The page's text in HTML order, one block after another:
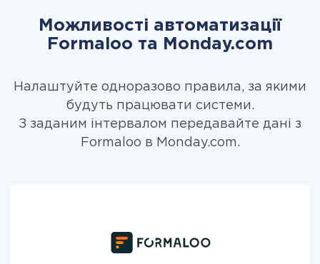
Можливості автоматизації
Formaloo та Monday.com
Налаштуйте одноразово правила, за якими
будуть працювати системи.
З заданим інтервалом передавайте дані з
Formaloo в Monday.com.